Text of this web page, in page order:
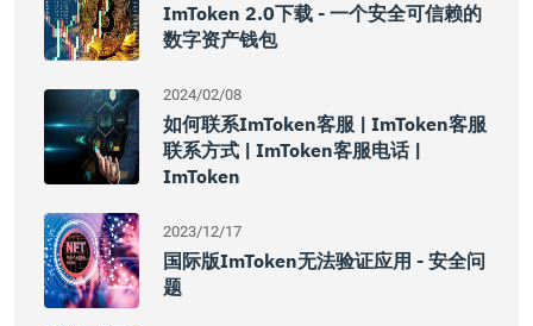
ImToken 2.0下载 - 一个安全可信赖的
数字资产钱包
2024/02/08
如何联系imToken客服 | ImToken客服
联系方式 | ImToken客服电话 |
ImToken
2023/12/17
国际版imToken无法验证应用 - 安全问
题